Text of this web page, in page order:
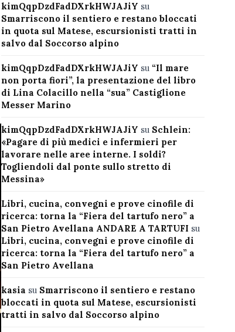
kimQqpDzdFadDXrkHWJAJiY su
Smarriscono il sentiero e restano bloccati
in quota sul Matese, escursionisti tratti in
salvo dal Soccorso alpino
kimQqpDzdFadDXrkHWJAJiY su “Il mare
non porta fiori”, la presentazione del libro
di Lina Colacillo nella “sua” Castiglione
Messer Marino
kimQqpDzdFadDXrkHWJAJiY su Schlein:
«Pagare di più medici e infermieri per
lavorare nelle aree interne. I soldi?
Togliendoli dal ponte sullo stretto di
Messina»
Libri, cucina, convegni e prove cinofile di
ricerca: torna la “Fiera del tartufo nero” a
San Pietro Avellana ANDARE A TARTUFI su
Libri, cucina, convegni e prove cinofile di
ricerca: torna la “Fiera del tartufo nero” a
San Pietro Avellana
kasia su Smarriscono il sentiero e restano
bloccati in quota sul Matese, escursionisti
tratti in salvo dal Soccorso alpino